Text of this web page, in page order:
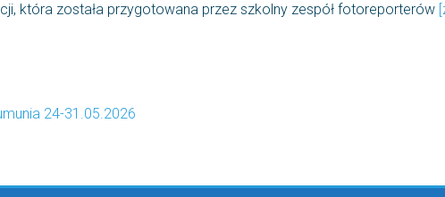
która została przygotowana przez szkolny zespół fotoreporterów
24-31.05.2026